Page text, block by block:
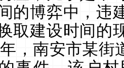
的博弈中，违
取建设时间的
年，南安市某街